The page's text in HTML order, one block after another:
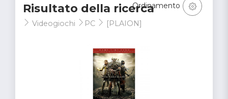
Risultato della ricerca
Videogiochi PC [PLAION]
Ordinamento